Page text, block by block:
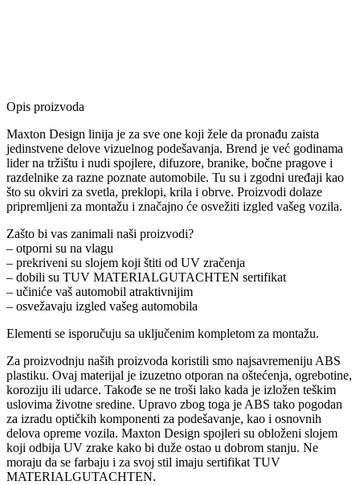
Opis proizvoda
Maxton Design linija je za sve one koji žele da pronađu zaista
jedinstvene delove vizuelnog podešavanja. Brend je već godinama
lider na tržištu i nudi spojlere, difuzore, branike, bočne pragove i
razdelnike za razne poznate automobile. Tu su i zgodni uređaji kao
što su okviri za svetla, preklopi, krila i obrve. Proizvodi dolaze
pripremljeni za montažu i značajno će osvežiti izgled vašeg vozila.
Zašto bi vas zanimali naši proizvodi?
– otporni su na vlagu
– prekriveni su slojem koji štiti od UV zračenja
– dobili su TUV MATERIALGUTACHTEN sertifikat
– učiniće vaš automobil atraktivnijim
– osvežavaju izgled vašeg automobila
Elementi se isporučuju sa uključenim kompletom za montažu.
Za proizvodnju naših proizvoda koristili smo najsavremeniju ABS
plastiku. Ovaj materijal je izuzetno otporan na oštećenja, ogrebotine,
koroziju ili udarce. Takođe se ne troši lako kada je izložen teškim
uslovima životne sredine. Upravo zbog toga je ABS tako pogodan
za izradu optičkih komponenti za podešavanje, kao i osnovnih
delova opreme vozila. Maxton Design spojleri su obloženi slojem
koji odbija UV zrake kako bi duže ostao u dobrom stanju. Ne
moraju da se farbaju i za svoj stil imaju sertifikat TUV
MATERIALGUTACHTEN.